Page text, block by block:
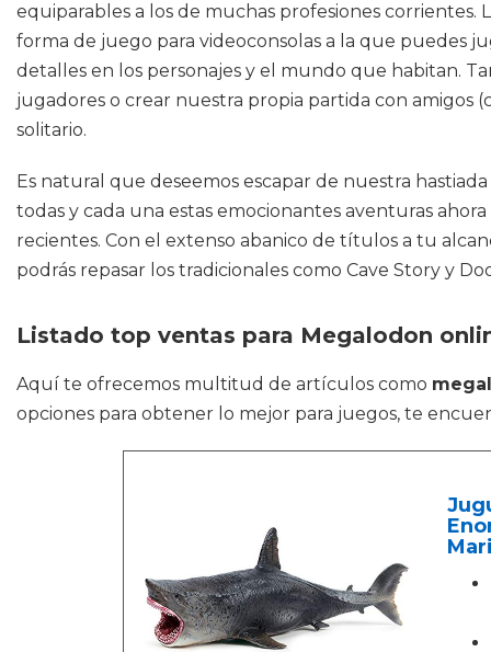
equiparables a los de muchas profesiones corrientes.
forma de juego para videoconsolas a la que puedes
detalles en los personajes y el mundo que habitan.
jugadores o crear nuestra propia partida con amigos
solitario.
Es natural que deseemos escapar de nuestra
todas y cada una estas emocionantes aventuras
recientes. Con el extenso abanico de títulos a tu
podrás repasar los tradicionales como Cave Story y
Listado top ventas para Megalodon
Aquí te ofrecemos multitud de artículos como
opciones para obtener lo mejor para juegos, te